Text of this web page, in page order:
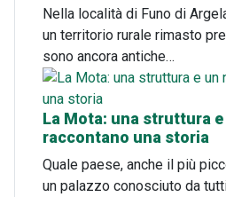
Nella località di Funo di
un territorio rurale rimasto
sono ancora antiche…
La Mota: una struttura
raccontano una storia
Quale paese, anche il più
un palazzo conosciuto da